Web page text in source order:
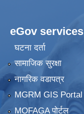
eGov services
घटना दर्ता
सामाजिक सुरक्षा
नागरिक वडापत्र
MGRM GIS Portal
MOFAGA पोर्टल